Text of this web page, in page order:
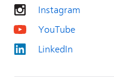
Instagram
YouTube
LinkedIn